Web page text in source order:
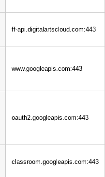
ff-api.digitalartscloud.com:443
www.googleapis.com:443
oauth2.googleapis.com:443
classroom.googleapis.com:443